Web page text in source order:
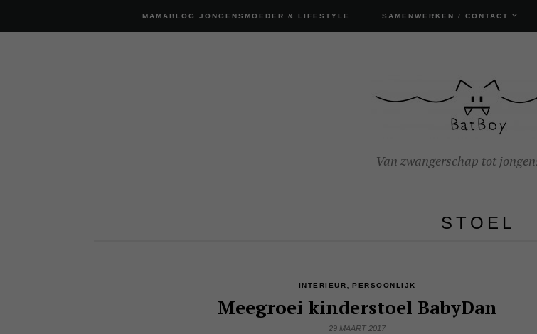
MAMABLOG JONGENSMOEDER & LIFESTYLE SAMENWERKEN / CONTACT
Van zwangerschap tot
STOEL
INTERIEUR PERSOONLIJK
Meegroei kinderstoel BabyDan
29 MAART 2017